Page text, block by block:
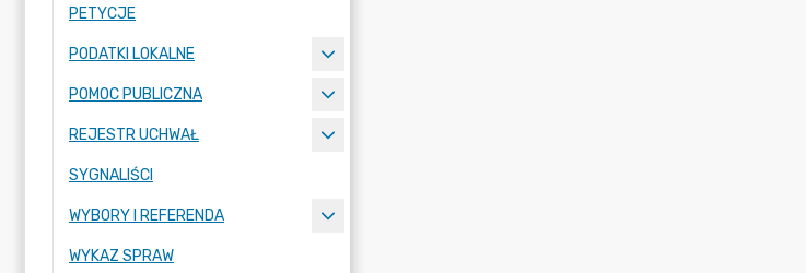
PETYCJE
PODATKI LOKALNE
POMOC PUBLICZNA
REJESTR UCHWAŁ
SYGNALIŚCI
WYBORY I REFERENDA
WYKAZ SPRAW